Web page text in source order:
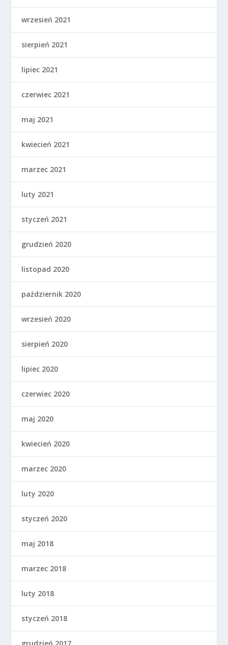
wrzesień 2021
sierpień 2021
lipiec 2021
czerwiec 2021
maj 2021
kwiecień 2021
marzec 2021
luty 2021
styczeń 2021
grudzień 2020
listopad 2020
październik 2020
wrzesień 2020
sierpień 2020
lipiec 2020
czerwiec 2020
maj 2020
kwiecień 2020
marzec 2020
luty 2020
styczeń 2020
maj 2018
marzec 2018
luty 2018
styczeń 2018